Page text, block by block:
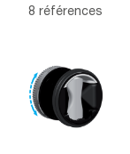
8 références